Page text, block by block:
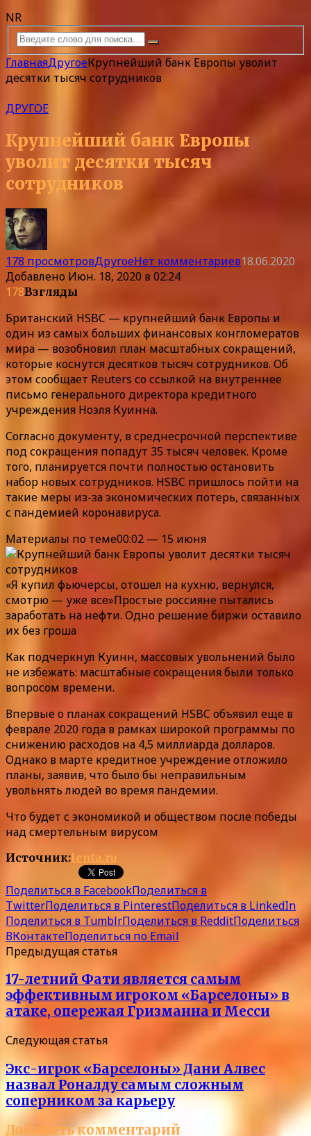
NR
ГлавнаяДругоеКрупнейший банк Европы уволит
десятки тысяч сотрудников
ДРУГОЕ
Крупнейший банк Европы
уволит десятки тысяч
сотрудников
178 просмотровДругоеНет комментариев18.06.2020
Добавлено Июн. 18, 2020 в 02:24
178Взгляды
Британский HSBC — крупнейший банк Европы и
один из самых больших финансовых конгломератов
мира — возобновил план масштабных сокращений,
которые коснутся десятков тысяч сотрудников. Об
этом сообщает Reuters со ссылкой на внутреннее
письмо генерального директора кредитного
учреждения Ноэля Куинна.
Согласно документу, в среднесрочной перспективе
под сокращения попадут 35 тысяч человек. Кроме
того, планируется почти полностью остановить
набор новых сотрудников. HSBC пришлось пойти на
такие меры из-за экономических потерь, связанных
с пандемией коронавируса.
Материалы по теме00:02 — 15 июня
«Я купил фьючерсы, отошел на кухню, вернулся,
смотрю — уже все»Простые россияне пытались
заработать на нефти. Одно решение биржи оставило
их без гроша
Как подчеркнул Куинн, массовых увольнений было
не избежать: масштабные сокращения были только
вопросом времени.
Впервые о планах сокращений HSBC объявил еще в
феврале 2020 года в рамках широкой программы по
снижению расходов на 4,5 миллиарда долларов.
Однако в марте кредитное учреждение отложило
планы, заявив, что было бы неправильным
увольнять людей во время пандемии.
Что будет с экономикой и обществом после победы
над смертельным вирусом
Источник:lenta.ru
Поделиться в FacebookПоделиться в
TwitterПоделиться в PinterestПоделиться в LinkedIn
Поделиться в TumblrПоделиться в RedditПоделиться
ВКонтактеПоделиться по Email
Предыдущая статья
17-летний Фати является самым
эффективным игроком «Барселоны» в
атаке, опережая Гризманна и Месси
Следующая статья
Экс-игрок «Барселоны» Дани Алвес
назвал Роналду самым сложным
соперником за карьеру
Добавить комментарий